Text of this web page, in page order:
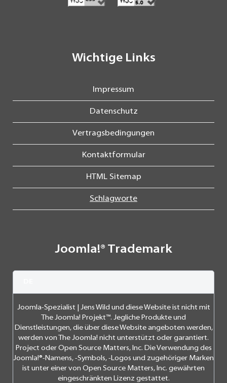
Wichtige Links
Impressum
Datenschutz
Vertragsbedingungen
Kontaktformular
HTML Sitemap
Schlagworte
Joomla!® Trademark
Joomla-Spezialist | Jens Wild und diese Website ist nicht mit
The Joomla! Projekt™. Jegliche Produkte und
Dienstleistungen, die über diese Website angeboten werden,
werden von The Joomla! nicht unterstützt oder garantiert.
Project oder Open Source Matters, Inc. Die Verwendung des
Joomla!®-Namens, -Symbols, -Logos und zugehöriger Marken
ist unter einer von Open Source Matters, Inc. gewährten
eingeschränkten Lizenz gestattet.